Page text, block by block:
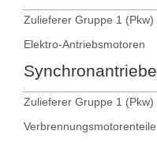
Zulieferer Gruppe 1 (Pkw)
Elektro-Antriebsmotoren
Synchronantriebe
Zulieferer Gruppe 1 (Pkw)
Verbrennungsmotorenteile